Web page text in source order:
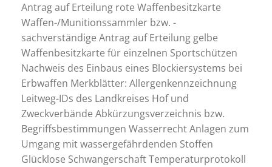
Antrag auf Erteilung rote Waffenbesitzkarte
Waffen-/Munitionssammler bzw. -
sachverständige Antrag auf Erteilung gelbe
Waffenbesitzkarte für einzelnen Sportschützen
Nachweis des Einbaus eines Blockiersystems bei
Erbwaffen Merkblätter: Allergenkennzeichnung
Leitweg-IDs des Landkreises Hof und
Zweckverbände Abkürzungsverzeichnis bzw.
Begriffsbestimmungen Wasserrecht Anlagen zum
Umgang mit wassergefährdenden Stoffen
Glücklose Schwangerschaft Temperaturprotokoll